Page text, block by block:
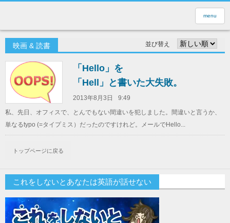
menu
映画 & 読書 並び替え
「Hello」を
「Hell」と書いた大失敗。
2013年8月3日
9:49
私、先日、オフィスで、とんでもない間違いを犯しました。間違いと言うか、
単なるtypo (=タイプミス）だったのですけれど。メールでHello...
トップページに戻る
これをしないとあなたは英語が話せない